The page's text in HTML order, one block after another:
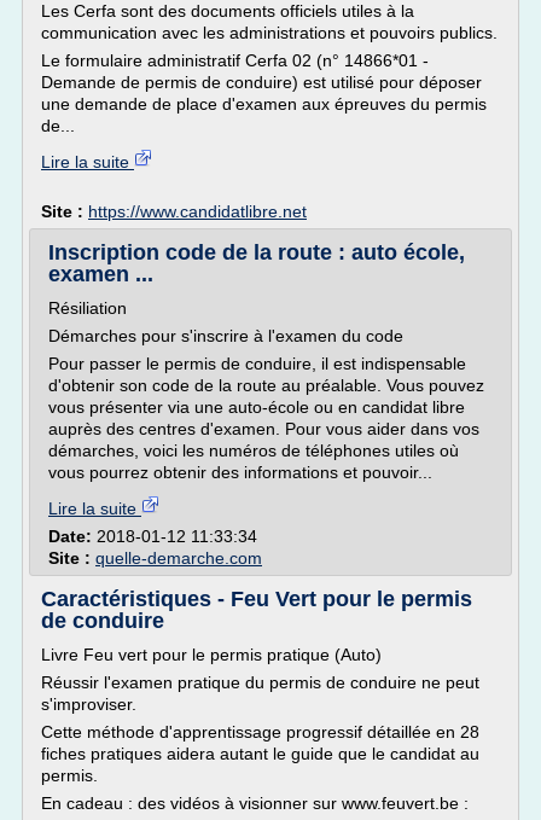
Les Cerfa sont des documents officiels utiles à la
communication avec les administrations et pouvoirs publics.
Le formulaire administratif Cerfa 02 (n° 14866*01 -
Demande de permis de conduire) est utilisé pour déposer
une demande de place d'examen aux épreuves du permis
de...
Lire la suite
Site : https://www.candidatlibre.net
Inscription code de la route : auto école,
examen ...
Résiliation
Démarches pour s'inscrire à l'examen du code
Pour passer le permis de conduire, il est indispensable
d'obtenir son code de la route au préalable. Vous pouvez
vous présenter via une auto-école ou en candidat libre
auprès des centres d'examen. Pour vous aider dans vos
démarches, voici les numéros de téléphones utiles où
vous pourrez obtenir des informations et pouvoir...
Lire la suite
Date: 2018-01-12 11:33:34
Site : quelle-demarche.com
Caractéristiques - Feu Vert pour le permis
de conduire
Livre Feu vert pour le permis pratique (Auto)
Réussir l'examen pratique du permis de conduire ne peut
s'improviser.
Cette méthode d'apprentissage progressif détaillée en 28
fiches pratiques aidera autant le guide que le candidat au
permis.
En cadeau : des vidéos à visionner sur www.feuvert.be :